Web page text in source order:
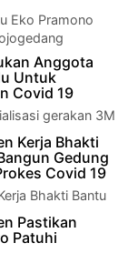
Eko Pramono
Anggota
Untuk
Covid 19
gerakan 3M
19 berupa
tangan…
Kerja Bhakti
Gedung
Covid 19
Bhakti Bantu
TPQ dan
Pastikan
Patuhi